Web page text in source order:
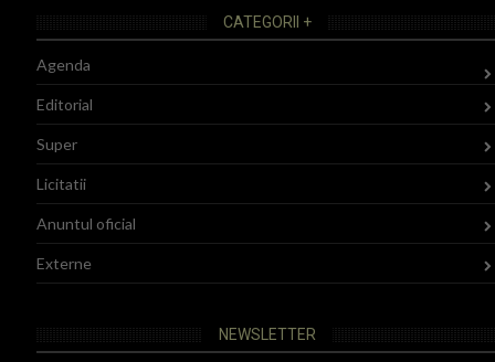
CATEGORII +
Agenda
Editorial
Super
Licitatii
Anuntul oficial
Externe
NEWSLETTER